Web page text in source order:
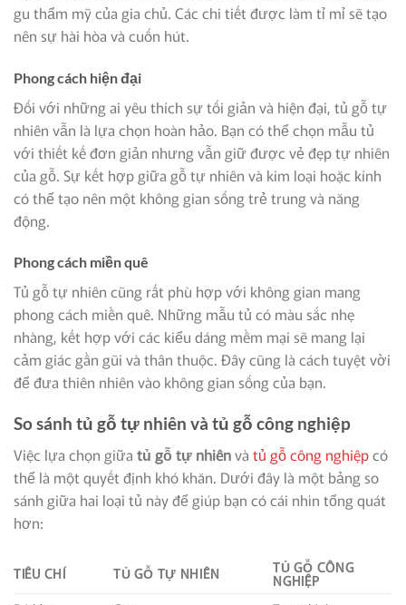
gu thẩm mỹ của gia chủ. Các chi tiết được làm tỉ mỉ sẽ tạo
nên sự hài hòa và cuốn hút.
Phong cách hiện đại
Đối với những ai yêu thích sự tối giản và hiện đại, tủ gỗ tự
nhiên vẫn là lựa chọn hoàn hảo. Bạn có thể chọn mẫu tủ
với thiết kế đơn giản nhưng vẫn giữ được vẻ đẹp tự nhiên
của gỗ. Sự kết hợp giữa gỗ tự nhiên và kim loại hoặc kính
có thể tạo nên một không gian sống trẻ trung và năng
động.
Phong cách miền quê
Tủ gỗ tự nhiên cũng rất phù hợp với không gian mang
phong cách miền quê. Những mẫu tủ có màu sắc nhẹ
nhàng, kết hợp với các kiểu dáng mềm mại sẽ mang lại
cảm giác gần gũi và thân thuộc. Đây cũng là cách tuyệt vời
để đưa thiên nhiên vào không gian sống của bạn.
So sánh tủ gỗ tự nhiên và tủ gỗ công nghiệp
Việc lựa chọn giữa tủ gỗ tự nhiênvà tủ gỗ công nghiệpcó
thể là một quyết định khó khăn. Dưới đây là một bảng so
sánh giữa hai loại tủ này để giúp bạn có cái nhìn tổng quát
hơn:
TIÊU CHÍ TỦ GỖ TỰ NHIÊN TỦ GỖ CÔNG
NGHIỆP